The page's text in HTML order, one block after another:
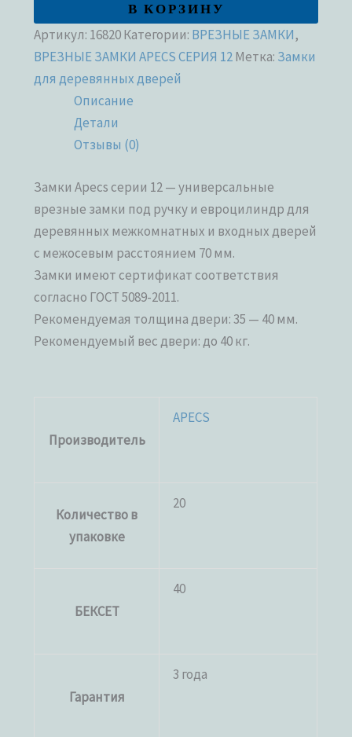
В КОРЗИНУ
Артикул: 16820Категории: ВРЕЗНЫЕ ЗАМКИ,
ВРЕЗНЫЕ ЗАМКИ APECS СЕРИЯ 12Метка: Замки
для деревянных дверей
Описание
Детали
Отзывы (0)
Замки Apecs серии 12 — универсальные
врезные замки под ручку и евроцилиндр для
деревянных межкомнатных и входных дверей
с межосевым расстоянием 70 мм.
Замки имеют сертификат соответствия
согласно ГОСТ 5089-2011.
Рекомендуемая толщина двери: 35 — 40 мм.
Рекомендуемый вес двери: до 40 кг.
Производитель
APECS
Количество в
упаковке
20
БЕКСЕТ
40
Гарантия
3 года